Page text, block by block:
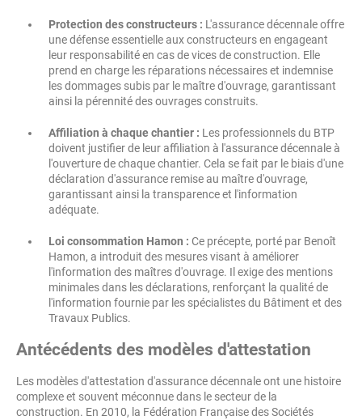
Protection des constructeurs : L'assurance décennale offre
une défense essentielle aux constructeurs en engageant
leur responsabilité en cas de vices de construction. Elle
prend en charge les réparations nécessaires et indemnise
les dommages subis par le maître d'ouvrage, garantissant
ainsi la pérennité des ouvrages construits.
Affiliation à chaque chantier : Les professionnels du BTP
doivent justifier de leur affiliation à l'assurance décennale à
l'ouverture de chaque chantier. Cela se fait par le biais d'une
déclaration d'assurance remise au maître d'ouvrage,
garantissant ainsi la transparence et l'information
adéquate.
Loi consommation Hamon : Ce précepte, porté par Benoît
Hamon, a introduit des mesures visant à améliorer
l'information des maîtres d'ouvrage. Il exige des mentions
minimales dans les déclarations, renforçant la qualité de
l'information fournie par les spécialistes du Bâtiment et des
Travaux Publics.
Antécédents des modèles d'attestation
Les modèles d'attestation d'assurance décennale ont une histoire
complexe et souvent méconnue dans le secteur de la
construction. En 2010, la Fédération Française des Sociétés